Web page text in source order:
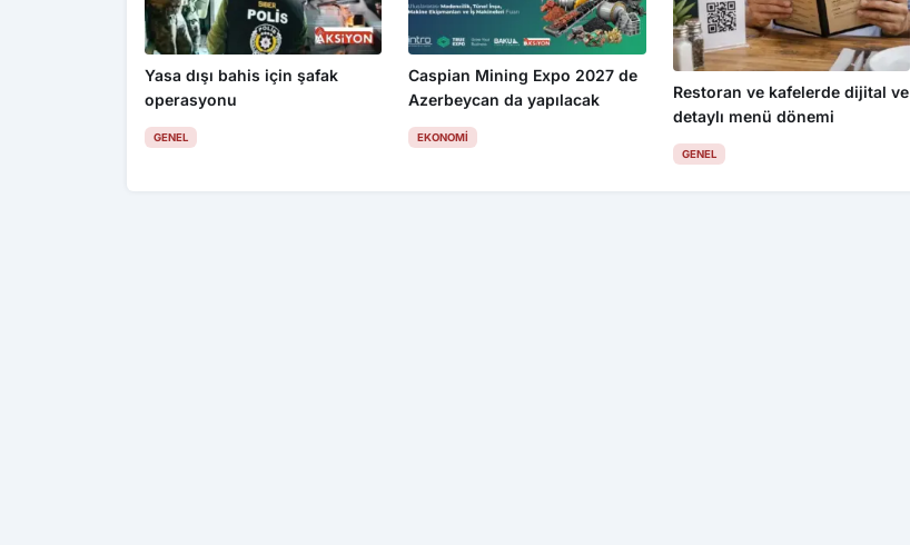
Yasa dışı bahis için şafak
operasyonu
GENEL
Caspian Mining Expo 2027 de
Azerbeycan da yapılacak
EKONOMI
Restoran ve kafelerde dijital ve
detaylı menü dönemi
GENEL